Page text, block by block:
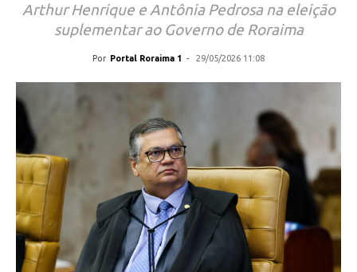
Arthur Henrique e Antônia Pedrosa na eleição
suplementar ao Governo de Roraima
Por Portal Roraima 1 - 29/05/2026 11:08